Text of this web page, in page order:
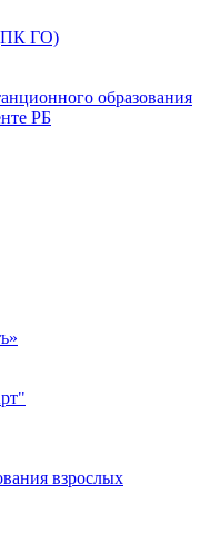
ГО)
образования
РБ
взрослых